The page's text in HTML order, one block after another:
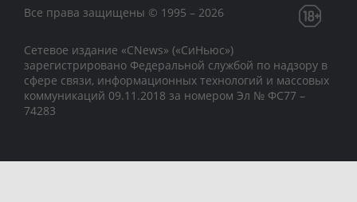
Все права защищены © 1995 – 2026
Сетевое издание «CNews» («СиНьюс»)
зарегистрировано Федеральной службой по надзору в
сфере связи, информационных технологий и массовых
коммуникаций 09.11.2018 за номером Эл № ФС77 –
74283